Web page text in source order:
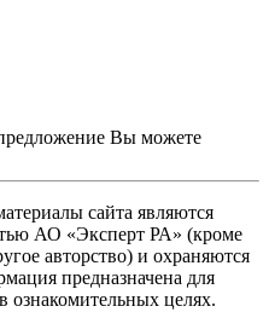
Вы можете
сайта являются
АО «Эксперт РА» (кроме
авторство) и охраняются
предназначена для
ознакомительных целях.